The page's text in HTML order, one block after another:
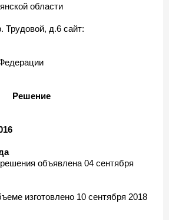
области
Трудовой, д.6 сайт:
Решение
объявлена 04 сентября
изготовлено 10 сентября 2018